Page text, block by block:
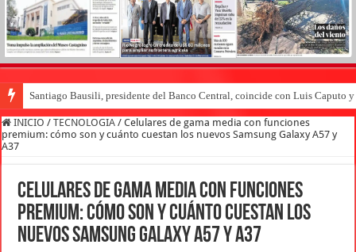
Santiago Bausili, presidente del Banco Central, coincide con Luis Caputo
INICIO / TECNOLOGIA / Celulares de gama media con funciones
premium: cómo son y cuánto cuestan los nuevos Samsung Galaxy A57 y
A37
Celulares de gama media con funciones
premium: cómo son y cuánto cuestan los
nuevos Samsung Galaxy A57 y A37